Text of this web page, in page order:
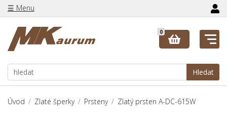
☰ Menu
Hledat
0
Úvod Zlaté šperky Prsteny Zlatý prsten A-DC-615W